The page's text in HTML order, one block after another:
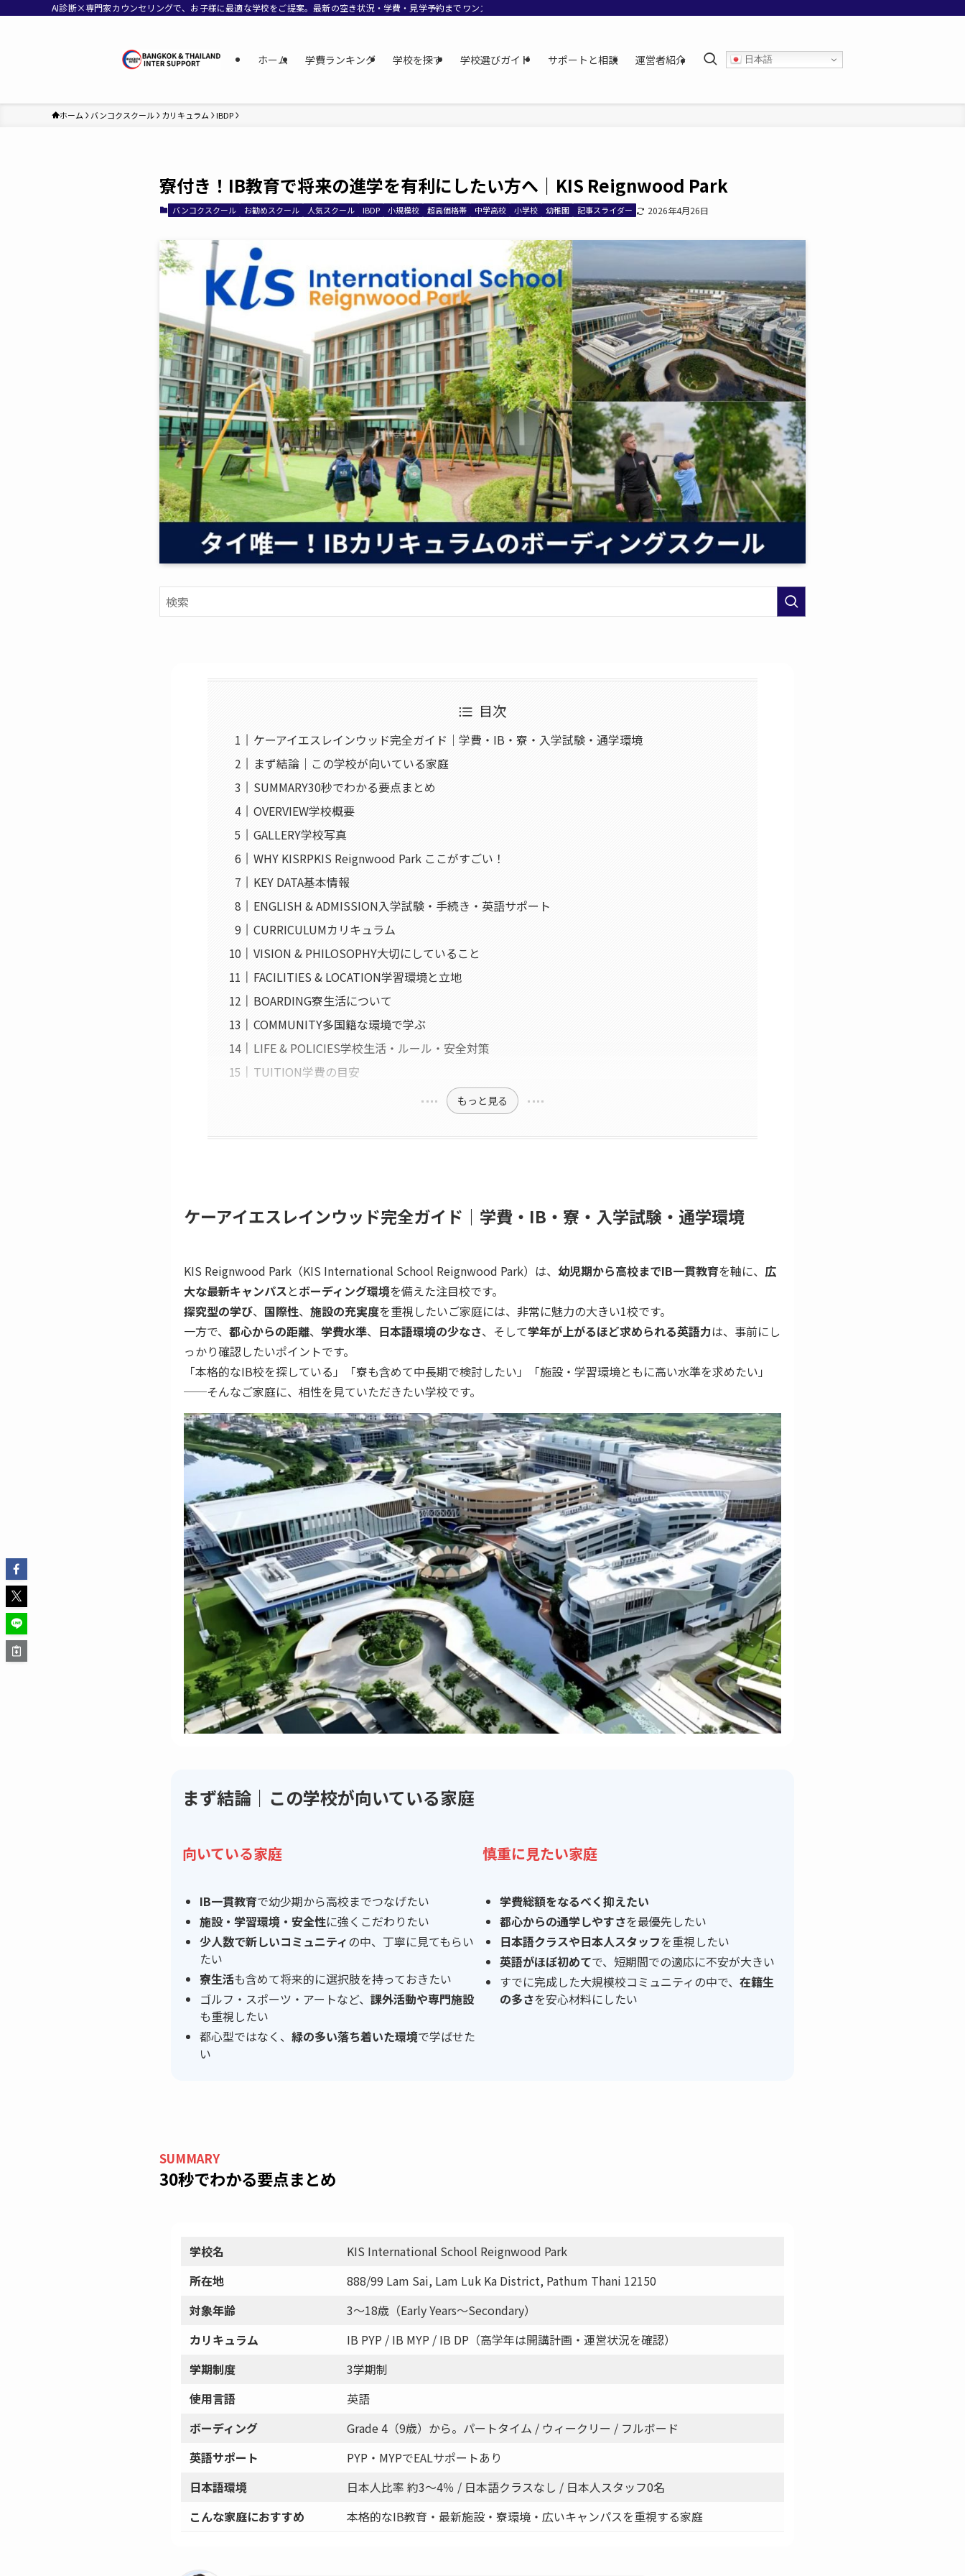
AI診断×専門家カウンセリングで、お子様に最適な学校をご提案。最新の空き状況・学費・見学予約までワンストップでサポート。
ホーム 学費ランキング 学校を探す 学校選びガイド サポートと相談 運営者紹介 日本語
ホーム バンコクスクール カリキュラム IBDP
寮付き！IB教育で将来の進学を有利にしたい方へ｜KIS Reignwood Park
バンコクスクール お勧めスクール 人気スクール IBDP 小規模校 超高価格帯 中学高校 小学校 幼稚園 記事スライダー 2026年4月26日
目次
ケーアイエスレインウッド完全ガイド｜学費・IB・寮・入学試験・通学環境
まず結論｜この学校が向いている家庭
SUMMARY30秒でわかる要点まとめ
OVERVIEW学校概要
GALLERY学校写真
WHY KISRPKIS Reignwood Park ここがすごい！
KEY DATA基本情報
ENGLISH & ADMISSION入学試験・手続き・英語サポート
CURRICULUMカリキュラム
VISION & PHILOSOPHY大切にしていること
FACILITIES & LOCATION学習環境と立地
BOARDING寮生活について
COMMUNITY多国籍な環境で学ぶ
LIFE & POLICIES学校生活・ルール・安全対策
TUITION学費の目安
もっと見る
ケーアイエスレインウッド完全ガイド｜学費・IB・寮・入学試験・通学環境
KIS Reignwood Park（KIS International School Reignwood Park）は、 幼児期から高校までIB一貫教育を軸に、 広
大な最新キャンパスとボーディング環境を備えた注目校です。
探究型の学び、 国際性、 施設の充実度を重視したいご家庭には、非常に魅力の大きい1校です。
一方で、 都心からの距離、 学費水準、 日本語環境の少なさ、そして学年が上がるほど求められる英語力は、事前にし
っかり確認したいポイントです。
「本格的なIB校を探している」「寮も含めて中長期で検討したい」「施設・学習環境ともに高い水準を求めたい」
──そんなご家庭に、相性を見ていただきたい学校です。
まず結論｜この学校が向いている家庭
向いている家庭
IB一貫教育で幼少期から高校までつなげたい
施設・学習環境・安全性に強くこだわりたい
少人数で新しいコミュニティの中、丁寧に見てもらい
たい
寮生活も含めて将来的に選択肢を持っておきたい
ゴルフ・スポーツ・アートなど、 課外活動や専門施設
も重視したい
都心型ではなく、 緑の多い落ち着いた環境で学ばせた
い
慎重に見たい家庭
学費総額をなるべく抑えたい
都心からの通学しやすさを最優先したい
日本語クラスや日本人スタッフを重視したい
英語がほぼ初めてで、短期間での適応に不安が大きい
すでに完成した大規模校コミュニティの中で、 在籍生
の多さを安心材料にしたい
SUMMARY
30秒でわかる要点まとめ
学校名
KIS International School Reignwood Park
所在地
888/99 Lam Sai, Lam Luk Ka District, Pathum Thani 12150
対象年齢
3〜18歳（Early Years〜Secondary）
カリキュラム
IB PYP / IB MYP / IB DP（高学年は開講計画・運営状況を確認）
学期制度
3学期制
使用言語
英語
ボーディング
Grade 4（9歳）から。パートタイム / ウィークリー / フルボード
英語サポート
PYP・MYPでEALサポートあり
日本語環境
日本人比率 約3〜4％ / 日本語クラスなし / 日本人スタッフ0名
こんな家庭におすすめ
本格的なIB教育・最新施設・寮環境・広いキャンパスを重視する家庭